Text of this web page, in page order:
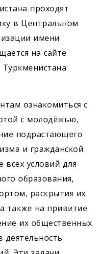
проходят
в Центральном
имени
на сайте
ознакомиться с
с молодёжью,
подрастающего
и гражданской
всех условий для
образования,
раскрытия их
также на привитие
их общественных